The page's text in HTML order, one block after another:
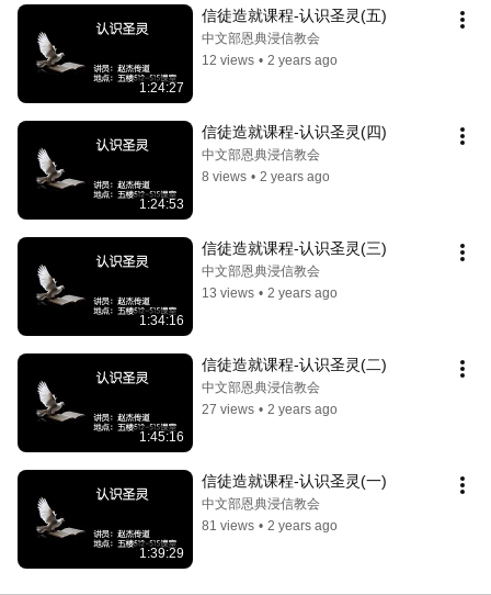
1:24:27
信徒造就课程-认识圣灵(五)
中文部恩典浸信教会
12 views • 2 years ago
1:24:53
信徒造就课程-认识圣灵(四)
中文部恩典浸信教会
8 views • 2 years ago
1:34:16
信徒造就课程-认识圣灵(三)
中文部恩典浸信教会
13 views • 2 years ago
1:45:16
信徒造就课程-认识圣灵(二)
中文部恩典浸信教会
27 views • 2 years ago
1:39:29
信徒造就课程-认识圣灵(一)
中文部恩典浸信教会
81 views • 2 years ago